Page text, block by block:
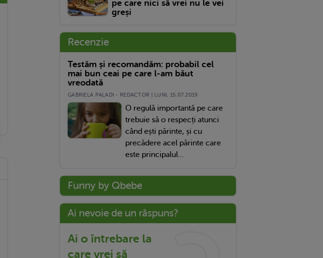
pe care nici să vrei nu le vei
greși
Recenzie
Testăm și recomandăm: probabil cel
mai bun ceai pe care l-am băut
vreodată
GABRIELA PALADI - REDACTOR | LUNI, 15.07.2019
O regulă importantă pe care
trebuie să o respecți atunci
când ești părinte, și cu
precădere acel părinte care
este principalul...
Funny by Qbebe
Ai nevoie de un răspuns?
Ai o întrebare la
care vrei să